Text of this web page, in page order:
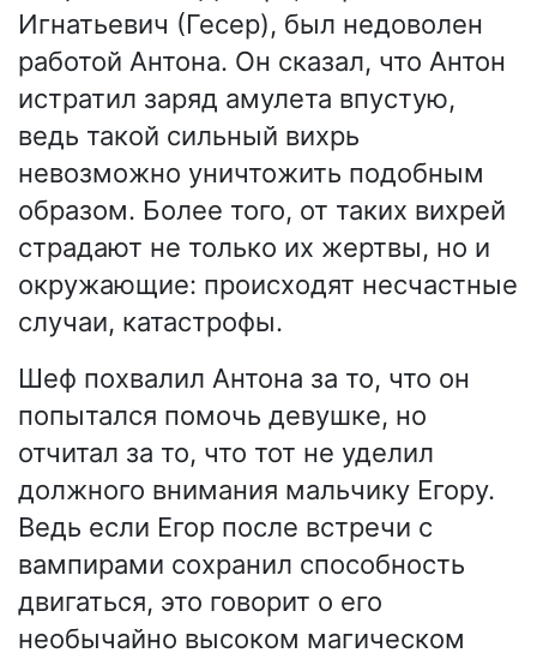
Игнатьевич (Гесер), был недоволен
работой Антона. Он сказал, что Антон
истратил заряд амулета впустую,
ведь такой сильный вихрь
невозможно уничтожить подобным
образом. Более того, от таких вихрей
страдают не только их жертвы, но и
окружающие: происходят несчастные
случаи, катастрофы.
Шеф похвалил Антона за то, что он
попытался помочь девушке, но
отчитал за то, что тот не уделил
должного внимания мальчику Егору.
Ведь если Егор после встречи с
вампирами сохранил способность
двигаться, это говорит о его
необычайно высоком магическом